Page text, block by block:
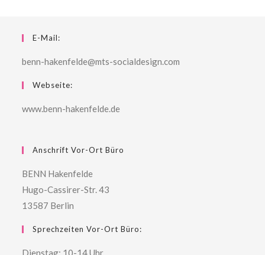
E-Mail:
benn-hakenfelde@mts-socialdesign.com
Webseite:
www.benn-hakenfelde.de
Anschrift Vor-Ort Büro
BENN Hakenfelde
Hugo-Cassirer-Str. 43
13587 Berlin
Sprechzeiten Vor-Ort Büro:
Dienstag: 10-14 Uhr